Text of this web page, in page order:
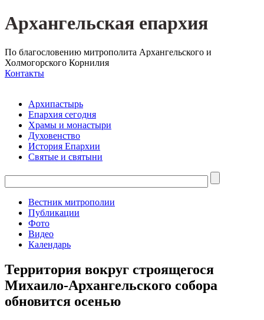
Архангельская епархия
По благословению митрополита Архангельского и
Холмогорского Корнилия
Контакты
Архипастырь
Епархия сегодня
Храмы и монастыри
Духовенство
История Епархии
Святые и святыни
Вестник митрополии
Публикации
Фото
Видео
Календарь
Территория вокруг строящегося
Михаило-Архангельского собора
обновится осенью